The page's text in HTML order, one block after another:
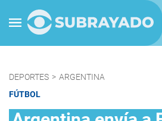
DEPORTES > ARGENTINA
FÚTBOL